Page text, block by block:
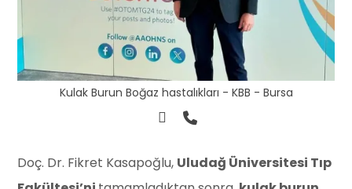
Kulak Burun Boğaz hastalıkları - KBB - Bursa
Doç. Dr. Fikret Kasapoğlu, Uludağ Üniversitesi Tıp